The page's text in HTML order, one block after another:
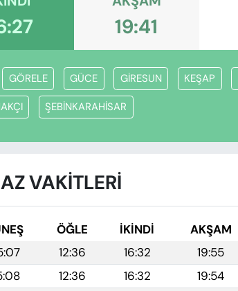
19:41
GÖRELE GÜCE GİRESUN KEŞAP
ŞEBİNKARAHİSAR
VAKITLERI
ÖĞLE İKINDI AKŞAM
12:36 16:32 19:55
12:36 16:32 19:54